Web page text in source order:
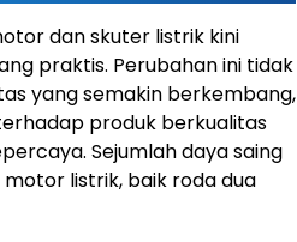
dan skuter listrik kini
praktis. Perubahan ini tidak
yang semakin berkembang,
produk berkualitas
Sejumlah daya saing
listrik, baik roda dua